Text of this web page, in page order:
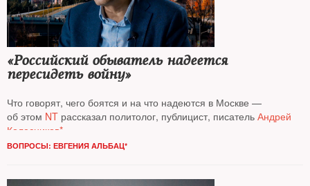
«Российский обыватель надеется
пересидеть войну»
Что говорят, чего боятся и на что надеются в Москве —
об этом NT рассказал политолог, публицист, писатель Андрей
Колесников*
ВОПРОСЫ: ЕВГЕНИЯ АЛЬБАЦ*